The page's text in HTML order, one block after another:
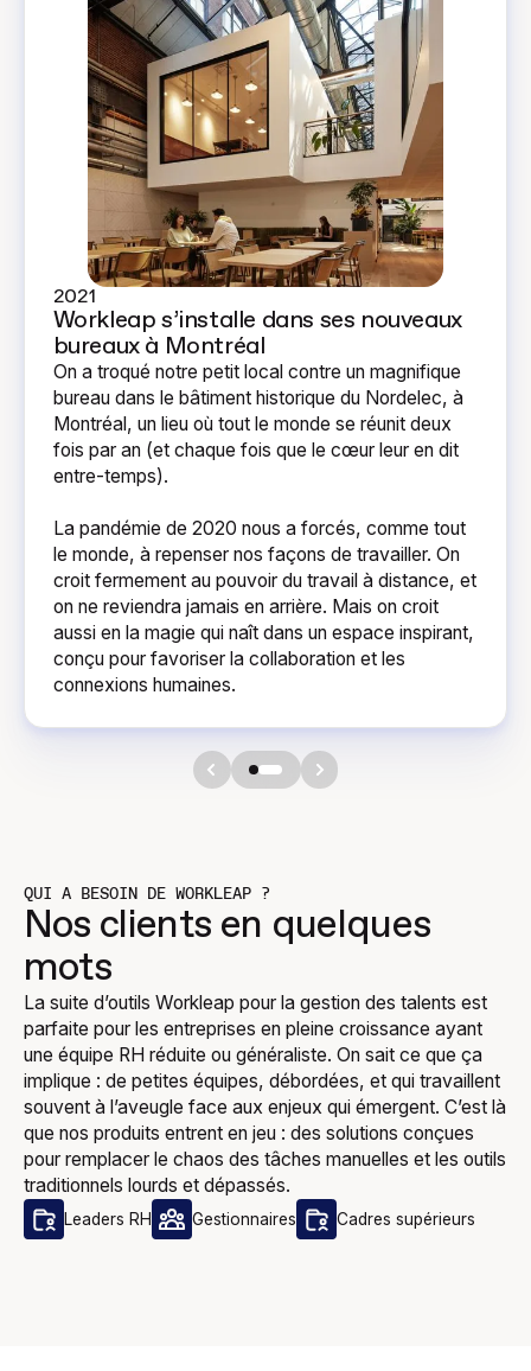
2021
Workleap s’installe dans ses nouveaux
bureaux à Montréal
On a troqué notre petit local contre un magnifique
bureau dans le bâtiment historique du Nordelec, à
Montréal, un lieu où tout le monde se réunit deux
fois par an (et chaque fois que le cœur leur en dit
entre-temps).
La pandémie de 2020 nous a forcés, comme tout
le monde, à repenser nos façons de travailler. On
croit fermement au pouvoir du travail à distance, et
on ne reviendra jamais en arrière. Mais on croit
aussi en la magie qui naît dans un espace inspirant,
conçu pour favoriser la collaboration et les
connexions humaines.
QUI A BESOIN DE WORKLEAP ?
Nos clients en quelques
mots
La suite d’outils Workleap pour la gestion des talents est
parfaite pour les entreprises en pleine croissance ayant
une équipe RH réduite ou généraliste. On sait ce que ça
implique : de petites équipes, débordées, et qui travaillent
souvent à l’aveugle face aux enjeux qui émergent. C’est là
que nos produits entrent en jeu : des solutions conçues
pour remplacer le chaos des tâches manuelles et les outils
traditionnels lourds et dépassés.
Leaders RH Gestionnaires Cadres supérieurs